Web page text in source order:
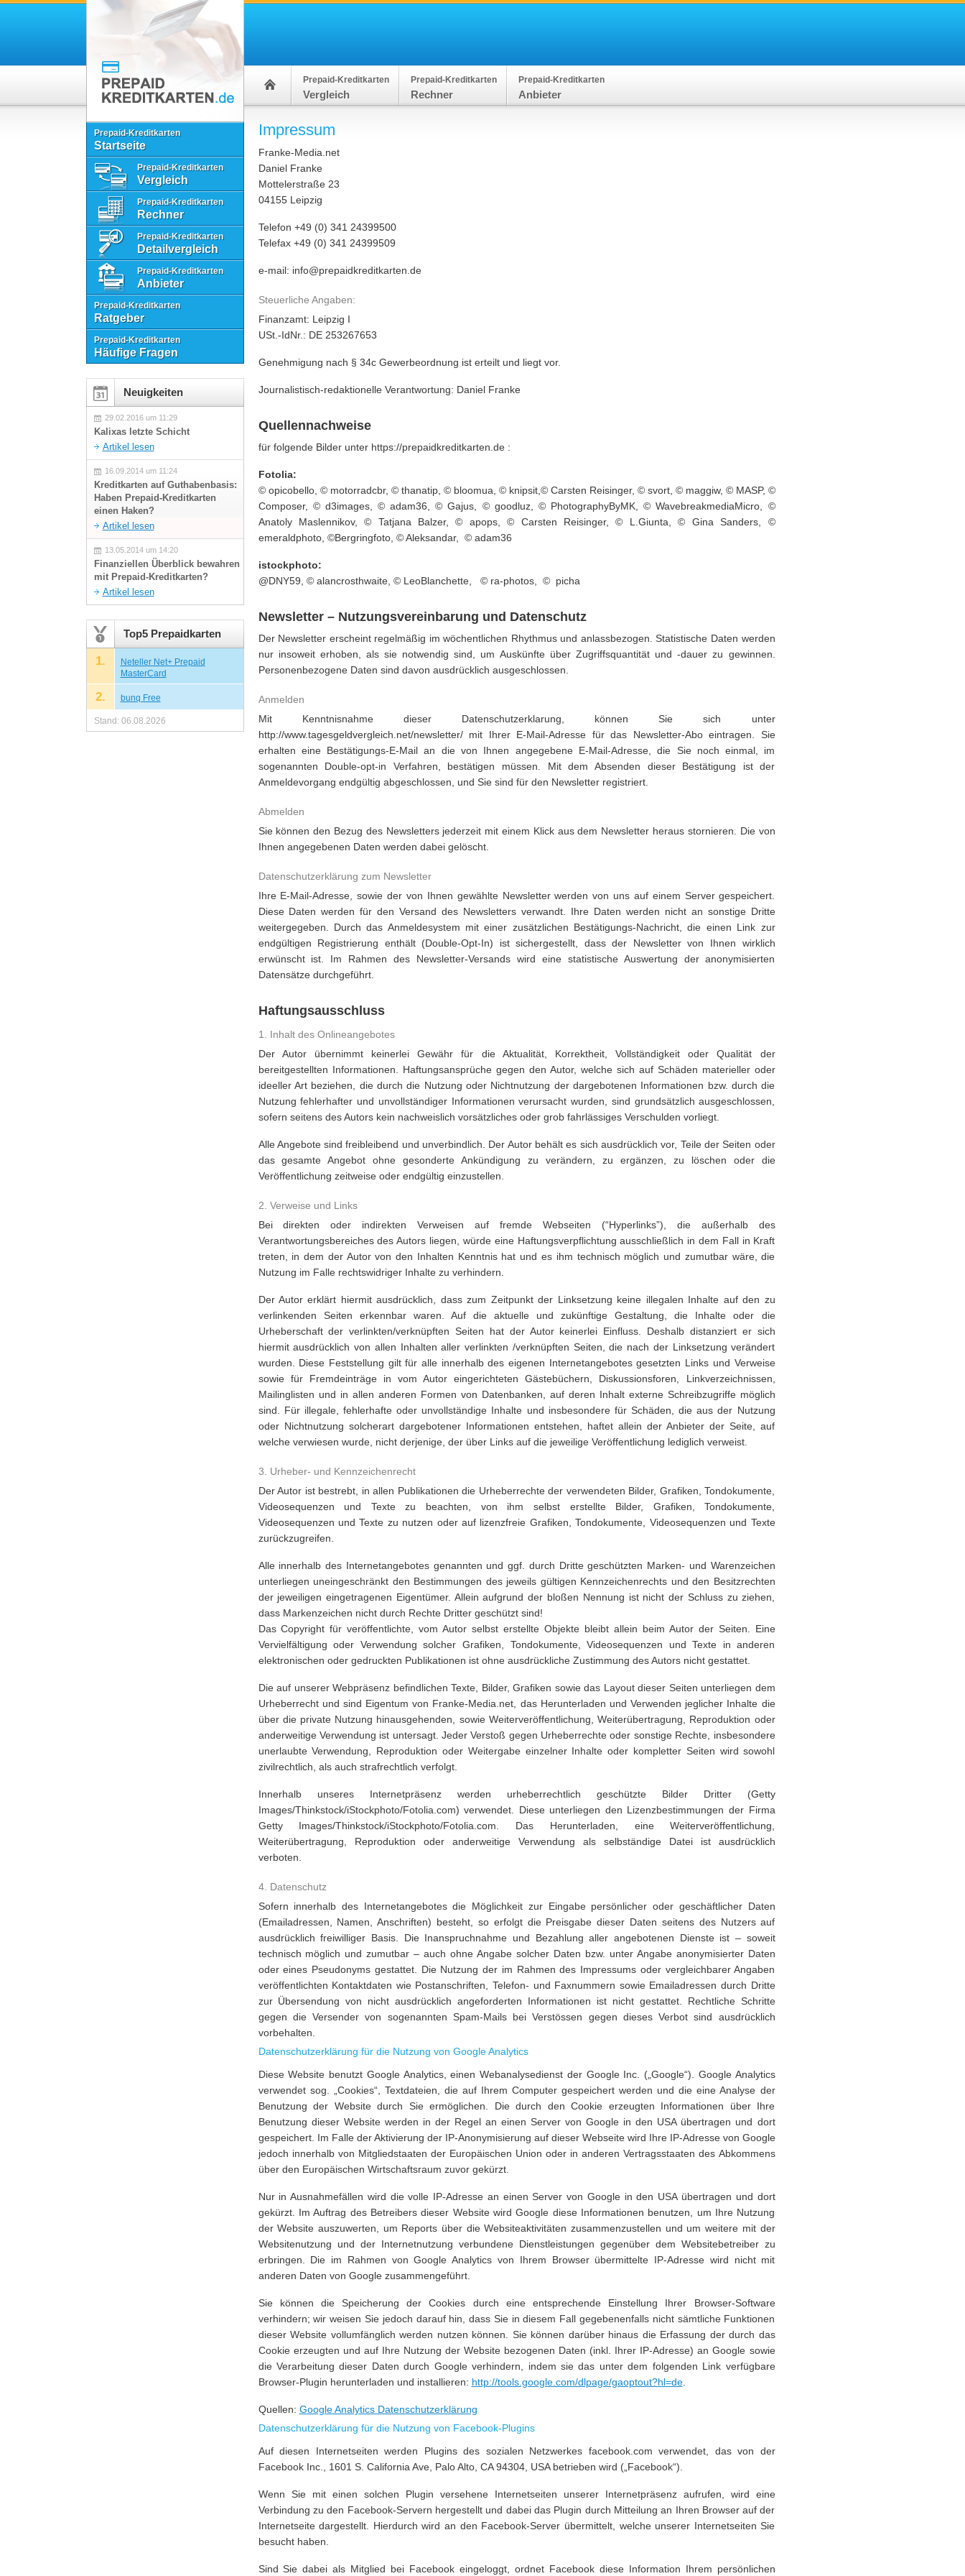
Prepaid-Kreditkarten
Vergleich
Prepaid-Kreditkarten
Rechner
Prepaid-Kreditkarten
Anbieter
Impressum
Franke-Media.net
Daniel Franke
Mottelerstraße 23
04155 Leipzig
Telefon +49 (0) 341 24399500
Telefax +49 (0) 341 24399509
e-mail: info@prepaidkreditkarten.de
Steuerliche Angaben:
Finanzamt: Leipzig I
USt.-IdNr.: DE 253267653
Genehmigung nach § 34c Gewerbeordnung ist erteilt und liegt vor.
Journalistisch-redaktionelle Verantwortung: Daniel Franke
Quellennachweise
für folgende Bilder unter https://prepaidkreditkarten.de :
Fotolia:
© opicobello, © motorradcbr, © thanatip, © bloomua, © knipsit,© Carsten Reisinger, © svort, © maggiw, © MASP, ©
Composer, © d3images, © adam36, © Gajus, © goodluz, © PhotographyByMK, © WavebreakmediaMicro, ©
Anatoly Maslennikov, © Tatjana Balzer, © apops, © Carsten Reisinger, © L.Giunta, © Gina Sanders, ©
emeraldphoto, ©Bergringfoto, © Aleksandar, © adam36
istockphoto:
@DNY59, © alancrosthwaite, © LeoBlanchette, © ra-photos, © picha
Newsletter – Nutzungsvereinbarung und Datenschutz
Der Newsletter erscheint regelmäßig im wöchentlichen Rhythmus und anlassbezogen. Statistische Daten werden
nur insoweit erhoben, als sie notwendig sind, um Auskünfte über Zugriffsquantität und -dauer zu gewinnen.
Personenbezogene Daten sind davon ausdrücklich ausgeschlossen.
Anmelden
Mit Kenntnisnahme dieser Datenschutzerklarung, können Sie sich unter
http://www.tagesgeldvergleich.net/newsletter/ mit Ihrer E-Mail-Adresse für das Newsletter-Abo eintragen. Sie
erhalten eine Bestätigungs-E-Mail an die von Ihnen angegebene E-Mail-Adresse, die Sie noch einmal, im
sogenannten Double-opt-in Verfahren, bestätigen müssen. Mit dem Absenden dieser Bestätigung ist der
Anmeldevorgang endgültig abgeschlossen, und Sie sind für den Newsletter registriert.
Abmelden
Sie können den Bezug des Newsletters jederzeit mit einem Klick aus dem Newsletter heraus stornieren. Die von
Ihnen angegebenen Daten werden dabei gelöscht.
Datenschutzerklärung zum Newsletter
Ihre E-Mail-Adresse, sowie der von Ihnen gewählte Newsletter werden von uns auf einem Server gespeichert.
Diese Daten werden für den Versand des Newsletters verwandt. Ihre Daten werden nicht an sonstige Dritte
weitergegeben. Durch das Anmeldesystem mit einer zusätzlichen Bestätigungs-Nachricht, die einen Link zur
endgültigen Registrierung enthält (Double-Opt-In) ist sichergestellt, dass der Newsletter von Ihnen wirklich
erwünscht ist. Im Rahmen des Newsletter-Versands wird eine statistische Auswertung der anonymisierten
Datensätze durchgeführt.
Haftungsausschluss
1. Inhalt des Onlineangebotes
Der Autor übernimmt keinerlei Gewähr für die Aktualität, Korrektheit, Vollständigkeit oder Qualität der
bereitgestellten Informationen. Haftungsansprüche gegen den Autor, welche sich auf Schäden materieller oder
ideeller Art beziehen, die durch die Nutzung oder Nichtnutzung der dargebotenen Informationen bzw. durch die
Nutzung fehlerhafter und unvollständiger Informationen verursacht wurden, sind grundsätzlich ausgeschlossen,
sofern seitens des Autors kein nachweislich vorsätzliches oder grob fahrlässiges Verschulden vorliegt.
Alle Angebote sind freibleibend und unverbindlich. Der Autor behält es sich ausdrücklich vor, Teile der Seiten oder
das gesamte Angebot ohne gesonderte Ankündigung zu verändern, zu ergänzen, zu löschen oder die
Veröffentlichung zeitweise oder endgültig einzustellen.
2. Verweise und Links
Bei direkten oder indirekten Verweisen auf fremde Webseiten (“Hyperlinks”), die außerhalb des
Verantwortungsbereiches des Autors liegen, würde eine Haftungsverpflichtung ausschließlich in dem Fall in Kraft
treten, in dem der Autor von den Inhalten Kenntnis hat und es ihm technisch möglich und zumutbar wäre, die
Nutzung im Falle rechtswidriger Inhalte zu verhindern.
Der Autor erklärt hiermit ausdrücklich, dass zum Zeitpunkt der Linksetzung keine illegalen Inhalte auf den zu
verlinkenden Seiten erkennbar waren. Auf die aktuelle und zukünftige Gestaltung, die Inhalte oder die
Urheberschaft der verlinkten/verknüpften Seiten hat der Autor keinerlei Einfluss. Deshalb distanziert er sich
hiermit ausdrücklich von allen Inhalten aller verlinkten /verknüpften Seiten, die nach der Linksetzung verändert
wurden. Diese Feststellung gilt für alle innerhalb des eigenen Internetangebotes gesetzten Links und Verweise
sowie für Fremdeinträge in vom Autor eingerichteten Gästebüchern, Diskussionsforen, Linkverzeichnissen,
Mailinglisten und in allen anderen Formen von Datenbanken, auf deren Inhalt externe Schreibzugriffe möglich
sind. Für illegale, fehlerhafte oder unvollständige Inhalte und insbesondere für Schäden, die aus der Nutzung
oder Nichtnutzung solcherart dargebotener Informationen entstehen, haftet allein der Anbieter der Seite, auf
welche verwiesen wurde, nicht derjenige, der über Links auf die jeweilige Veröffentlichung lediglich verweist.
3. Urheber- und Kennzeichenrecht
Der Autor ist bestrebt, in allen Publikationen die Urheberrechte der verwendeten Bilder, Grafiken, Tondokumente,
Videosequenzen und Texte zu beachten, von ihm selbst erstellte Bilder, Grafiken, Tondokumente,
Videosequenzen und Texte zu nutzen oder auf lizenzfreie Grafiken, Tondokumente, Videosequenzen und Texte
zurückzugreifen.
Alle innerhalb des Internetangebotes genannten und ggf. durch Dritte geschützten Marken- und Warenzeichen
unterliegen uneingeschränkt den Bestimmungen des jeweils gültigen Kennzeichenrechts und den Besitzrechten
der jeweiligen eingetragenen Eigentümer. Allein aufgrund der bloßen Nennung ist nicht der Schluss zu ziehen,
dass Markenzeichen nicht durch Rechte Dritter geschützt sind!
Das Copyright für veröffentlichte, vom Autor selbst erstellte Objekte bleibt allein beim Autor der Seiten. Eine
Vervielfältigung oder Verwendung solcher Grafiken, Tondokumente, Videosequenzen und Texte in anderen
elektronischen oder gedruckten Publikationen ist ohne ausdrückliche Zustimmung des Autors nicht gestattet.
Die auf unserer Webpräsenz befindlichen Texte, Bilder, Grafiken sowie das Layout dieser Seiten unterliegen dem
Urheberrecht und sind Eigentum von Franke-Media.net, das Herunterladen und Verwenden jeglicher Inhalte die
über die private Nutzung hinausgehenden, sowie Weiterveröffentlichung, Weiterübertragung, Reproduktion oder
anderweitige Verwendung ist untersagt. Jeder Verstoß gegen Urheberrechte oder sonstige Rechte, insbesondere
unerlaubte Verwendung, Reproduktion oder Weitergabe einzelner Inhalte oder kompletter Seiten wird sowohl
zivilrechtlich, als auch strafrechtlich verfolgt.
Innerhalb unseres Internetpräsenz werden urheberrechtlich geschützte Bilder Dritter (Getty
Images/Thinkstock/iStockphoto/Fotolia.com) verwendet. Diese unterliegen den Lizenzbestimmungen der Firma
Getty Images/Thinkstock/iStockphoto/Fotolia.com. Das Herunterladen, eine Weiterveröffentlichung,
Weiterübertragung, Reproduktion oder anderweitige Verwendung als selbständige Datei ist ausdrücklich
verboten.
4. Datenschutz
Sofern innerhalb des Internetangebotes die Möglichkeit zur Eingabe persönlicher oder geschäftlicher Daten
(Emailadressen, Namen, Anschriften) besteht, so erfolgt die Preisgabe dieser Daten seitens des Nutzers auf
ausdrücklich freiwilliger Basis. Die Inanspruchnahme und Bezahlung aller angebotenen Dienste ist – soweit
technisch möglich und zumutbar – auch ohne Angabe solcher Daten bzw. unter Angabe anonymisierter Daten
oder eines Pseudonyms gestattet. Die Nutzung der im Rahmen des Impressums oder vergleichbarer Angaben
veröffentlichten Kontaktdaten wie Postanschriften, Telefon- und Faxnummern sowie Emailadressen durch Dritte
zur Übersendung von nicht ausdrücklich angeforderten Informationen ist nicht gestattet. Rechtliche Schritte
gegen die Versender von sogenannten Spam-Mails bei Verstössen gegen dieses Verbot sind ausdrücklich
vorbehalten.
Datenschutzerklärung für die Nutzung von Google Analytics
Diese Website benutzt Google Analytics, einen Webanalysedienst der Google Inc. („Google“). Google Analytics
verwendet sog. „Cookies“, Textdateien, die auf Ihrem Computer gespeichert werden und die eine Analyse der
Benutzung der Website durch Sie ermöglichen. Die durch den Cookie erzeugten Informationen über Ihre
Benutzung dieser Website werden in der Regel an einen Server von Google in den USA übertragen und dort
gespeichert. Im Falle der Aktivierung der IP-Anonymisierung auf dieser Webseite wird Ihre IP-Adresse von Google
jedoch innerhalb von Mitgliedstaaten der Europäischen Union oder in anderen Vertragsstaaten des Abkommens
über den Europäischen Wirtschaftsraum zuvor gekürzt.
Nur in Ausnahmefällen wird die volle IP-Adresse an einen Server von Google in den USA übertragen und dort
gekürzt. Im Auftrag des Betreibers dieser Website wird Google diese Informationen benutzen, um Ihre Nutzung
der Website auszuwerten, um Reports über die Websiteaktivitäten zusammenzustellen und um weitere mit der
Websitenutzung und der Internetnutzung verbundene Dienstleistungen gegenüber dem Websitebetreiber zu
erbringen. Die im Rahmen von Google Analytics von Ihrem Browser übermittelte IP-Adresse wird nicht mit
anderen Daten von Google zusammengeführt.
Sie können die Speicherung der Cookies durch eine entsprechende Einstellung Ihrer Browser-Software
verhindern; wir weisen Sie jedoch darauf hin, dass Sie in diesem Fall gegebenenfalls nicht sämtliche Funktionen
dieser Website vollumfänglich werden nutzen können. Sie können darüber hinaus die Erfassung der durch das
Cookie erzeugten und auf Ihre Nutzung der Website bezogenen Daten (inkl. Ihrer IP-Adresse) an Google sowie
die Verarbeitung dieser Daten durch Google verhindern, indem sie das unter dem folgenden Link verfügbare
Browser-Plugin herunterladen und installieren: http://tools.google.com/dlpage/gaoptout?hl=de.
Quellen: Google Analytics Datenschutzerklärung
Datenschutzerklärung für die Nutzung von Facebook-Plugins
Auf diesen Internetseiten werden Plugins des sozialen Netzwerkes facebook.com verwendet, das von der
Facebook Inc., 1601 S. California Ave, Palo Alto, CA 94304, USA betrieben wird („Facebook“).
Wenn Sie mit einen solchen Plugin versehene Internetseiten unserer Internetpräsenz aufrufen, wird eine
Verbindung zu den Facebook-Servern hergestellt und dabei das Plugin durch Mitteilung an Ihren Browser auf der
Internetseite dargestellt. Hierdurch wird an den Facebook-Server übermittelt, welche unserer Internetseiten Sie
besucht haben.
Sind Sie dabei als Mitglied bei Facebook eingeloggt, ordnet Facebook diese Information Ihrem persönlichen
Prepaid-Kreditkarten
Startseite
Prepaid-Kreditkarten
Vergleich
Prepaid-Kreditkarten
Rechner
Prepaid-Kreditkarten
Detailvergleich
Prepaid-Kreditkarten
Anbieter
Prepaid-Kreditkarten
Ratgeber
Prepaid-Kreditkarten
Häufige Fragen
Neuigkeiten
29.02.2016 um 11:29
Kalixas letzte Schicht
Artikel lesen
16.09.2014 um 11:24
Kreditkarten auf Guthabenbasis:
Haben Prepaid-Kreditkarten
einen Haken?
Artikel lesen
13.05.2014 um 14:20
Finanziellen Überblick bewahren
mit Prepaid-Kreditkarten?
Artikel lesen
Top5 Prepaidkarten
1.
Neteller Net+ Prepaid
MasterCard
2. bunq Free
Stand: 06.08.2026